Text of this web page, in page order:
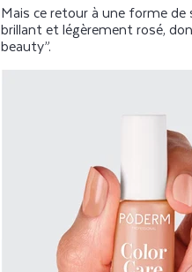
Mais ce retour à une forme
brillant et légèrement rosé,
beauty”.